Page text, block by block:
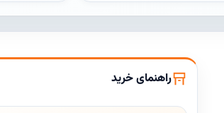
راهنمای خرید